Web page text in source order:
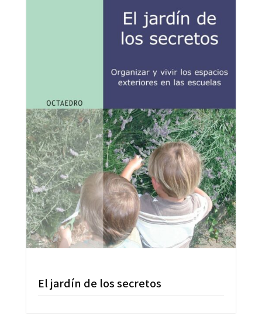
El jardín de los secretos